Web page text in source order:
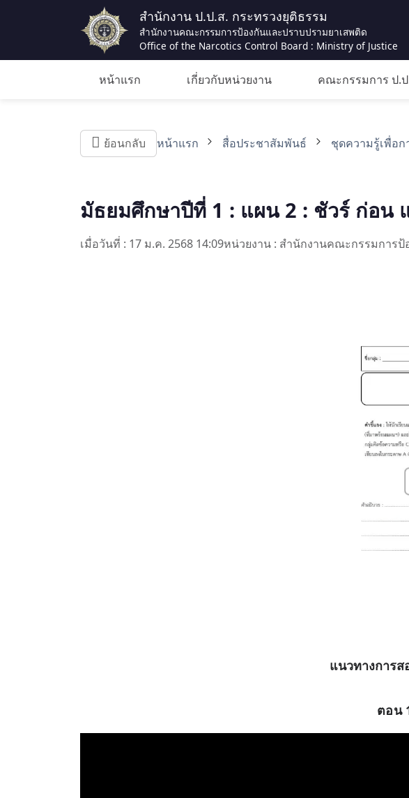
สำนักงาน ป.ป.ส. กระทรวงยุติธรรม
สำนักงานคณะกรรมการป้องกันและปราบปรามยาเสพติด
Office of the Narcotics Control Board : Ministry of Justice
หน้าแรก เกี่ยวกับหน่วยงาน คณะกรรมการ ป.
ย้อนกลับ หน้าแรก สื่อประชาสัมพันธ์ ชุดความรู้เพื่อ
มัธยมศึกษาปีที่ 1 : แผน 2 : ชัวร์ ก่อน
เมื่อวันที่ : 17 ม.ค. 2568 14:09หน่วยงาน : สำนักงานคณะกรรมการป้
แนวทางการ
ตอน